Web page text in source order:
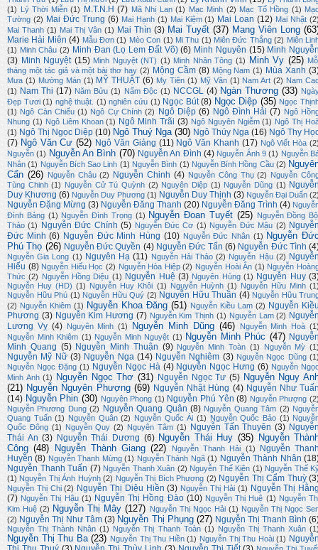
(1) Lý Thời Miễn (1) M.T.N.H (7) Mã Nhị Lan (1) Mạc Minh (2) Mạc Tố Hồng (1)
Tường (2) Mai Đức Trung (6) Mai Hạnh (1) Mai Kiệm (1) Mai Loan (12) Mai Nhật
Mai Thanh (1) Mai Thị Vân (1) Mai Thìn (3) Mai Tuyết (37) Mang Viên Long
Marie Hải Miên (4) Mẫu Đơn (1) Mèo Con (1) Mi Thu (1) Miên Đức Thắng (2) Miên
(1) Minh Châu (2) Minh Đan (Lọ Lem Đất Võ) (6) Minh Nguyên (15) Minh
(3) Minh Nguyệt (15) Minh Nguyệt (NT) (1) Minh Nhân Tông (1) Minh Vy (25)
tháng một tác giả và một bài thơ hay (2) Mộng Cầm (8) Mộng Nam (1) Mùa Xanh
Mưa (1) Mường Mán (1) MỸ THUẬT (6) My Tiên (1) Mỹ Vân (1) Nam Art (2) Nam
(1) Nam Thi (17) Năm Bửu (1) Nấm Độc (1) NCCGL (4) Ngàn Thương (33)
Đẹp Tươi (1) nghệ thuật. (1) nghiên cứu (1) Ngọc Bút (8) Ngọc Diệp (35) Ngọc
(1) Ngô Càn Chiểu (1) Ngô Cự Chính (2) Ngô Diệp (6) Ngô Đình Hải (7) Ngô
Nhung (1) Ngô Liêm Khoan (1) Ngô Minh Trãi (3) Ngô Nguyên Ngiễm (1) Ngô Thị
(1) Ngô Thị Ngọc Diệp (10) Ngô Thuý Nga (30) Ngô Thúy Nga (16) Ngô Thy
(7) Ngô Văn Cư (52) Ngô Văn Giảng (11) Ngô Văn Khanh (17) Ngô Viết Hòa
Nguyễn (1) Nguyễn An Bình (70) Nguyễn An Đình (4) Nguyễn Ánh 9 (1) Nguyễn
Nhân (1) Nguyễn Bích Sao Linh (1) Nguyễn Bình (1) Nguyễn Bính Hồng Cầu (2)
Cẩn (26) Nguyễn Châu (2) Nguyễn Chinh (4) Nguyễn Công Thụ (2) Nguyễn
Tùng Chinh (1) Nguyễn Cử Tú Quỳnh (2) Nguyên Diệp (1) Nguyễn Dũng (1)
Duy Khương (6) Nguyễn Duy Phương (1) Nguyễn Duy Thịnh (3) Nguyễn Đại Duẩn
Nguyễn Đặng Mừng (3) Nguyễn Đăng Thanh (20) Nguyễn Đăng Trình (4)
Đình Bảng (1) Nguyễn Đình Trọng (1) Nguyễn Đoan Tuyết (25) Nguyễn Đồng
Thảo (1) Nguyễn Đức Chính (5) Nguyễn Đức Cơ (1) Nguyễn Đức Mậu (2)
Đức Minh (6) Nguyễn Đức Minh Hùng (10) Nguyễn Đức Nhân (1) Nguyễn
Phú Thọ (26) Nguyễn Đức Quyền (4) Nguyễn Đức Tấn (6) Nguyễn Đức Tình
Nguyễn Gia Long (1) Nguyên Hạ (11) Nguyễn Hải Thảo (2) Nguyễn Hậu (2)
Hiếu (8) Nguyễn Hiếu Học (2) Nguyễn Hòa Hiệp (2) Nguyễn Hoài Ân (1) Nguyễn
Thức (2) Nguyễn Hồng Diệu (1) Nguyễn Huệ (3) Nguyên Hùng (1) Nguyễn Huy
Nguyễn Huy (HD) (1) Nguyễn Huy Khôi (1) Nguyễn Huỳnh (1) Nguyễn Hữu Minh
Nguyễn Hữu Phú (1) Nguyễn Hữu Quý (2) Nguyễn Hữu Thuần (4) Nguyễn Hữu
(2) Nguyễn Khiêm (1) Nguyễn Khoa Đăng (51) Nguyễn Kiều Lam (2) Nguyễn
Phương (3) Nguyễn Kim Hương (7) Nguyễn Kim Thịnh (1) Nguyễn Lam (2)
Lương Vỵ (4) Nguyên Minh (1) Nguyễn Minh Dũng (46) Nguyễn Minh Hoà
Nguyễn Minh Khiêm (1) Nguyễn Minh Nguyệt (1) Nguyễn Minh Phúc (47)
Minh Quang (5) Nguyễn Minh Thuận (9) Nguyễn Minh Toàn (1) Nguyễn Mỳ
Nguyễn Mỹ Nữ (3) Nguyễn Nga (14) Nguyễn Nghiêm (3) Nguyễn Ngọc Dũng
Nguyễn Ngọc Đặng (1) Nguyễn Ngọc Hà (4) Nguyễn Ngọc Hưng (6) Nguyễn
Minh Anh (1) Nguyễn Ngọc Thơ (31) Nguyễn Ngọc Tư (5) Nguyễn Nguy
(21) Nguyễn Nguyên Phượng (69) Nguyễn Nhật Hùng (4) Nguyễn Như
(14) Nguyễn Phin (30) Nguyên Phong (1) Nguyễn Phú Yên (8) Nguyễn Phượng
Nguyễn Phương Dung (2) Nguyễn Quang Quân (8) Nguyễn Quang Tâm (2)
Quang Tuấn (1) Nguyễn Quân (2) Nguyễn Quốc Ái (1) Nguyễn Quốc Bảo (1)
Quốc Đông (1) Nguyễn Quy (2) Nguyên Tâm (1) Nguyễn Tấn Thuyên (3)
Thái An (3) Nguyễn Thái Dương (6) Nguyễn Thái Huy (35)
Nguyễn
Công (48) Nguyễn Thành Giang (22) Nguyễn Thanh Hải (1)
Nguyễn
Huyền (8) Nguyễn Thanh Mừng (1) Nguyễn Thánh Ngã (1) Nguyễn Thành Nhân
Nguyễn Thanh Tuấn (7) Nguyễn Thanh Xuân (2) Nguyễn Thế Kiên (1) Nguyễn Thế
(1) Nguyễn Thị Ánh Huỳnh (2) Nguyễn Thị Bích Phượng (2) Nguyễn Thị Cẩm Thuỳ
Nguyễn Thị Chi (2) Nguyễn Thị Diệu Hiền (3) Nguyễn Thị Hải (1) Nguyễn Thị
(7) Nguyễn Thị Hậu (1) Nguyễn Thị Hồng Đào (10) Nguyễn Thị Huệ (1) Nguyễn
Kim Huệ (2) Nguyễn Thị Mây (127) Nguyễn Thị Ngọc Hải (1) Nguyễn Thị Ngọc
(2) Nguyễn Thị Như Tâm (3) Nguyễn Thị Phụng (27) Nguyễn Thị Thanh Bình
Nguyễn Thị Thành Nhân (1) Nguyễn Thị Thanh Toàn (1) Nguyễn Thị Thanh Xuân
Nguyễn Thị Thu Ba (23) Nguyễn Thị Thu Hiền (1) Nguyễn Thị Thu Hoài (1)